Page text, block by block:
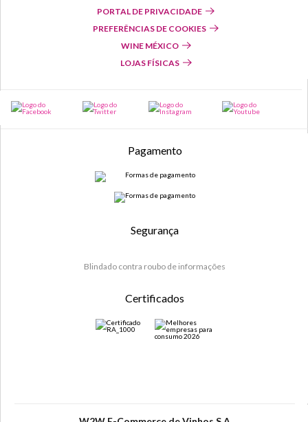
PORTAL DE PRIVACIDADE
PREFERÊNCIAS DE COOKIES
WINE MÉXICO
LOJAS FÍSICAS
Pagamento
Segurança
Blindado contra roubo de informações
Certificados